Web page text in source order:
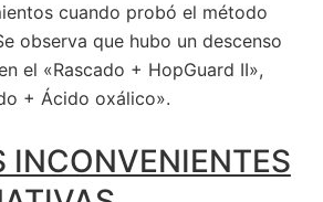
cuando probó el método
observa que hubo un descenso
el «Rascado + HopGuard II»,
+ Ácido oxálico».
INCONVENIENTES